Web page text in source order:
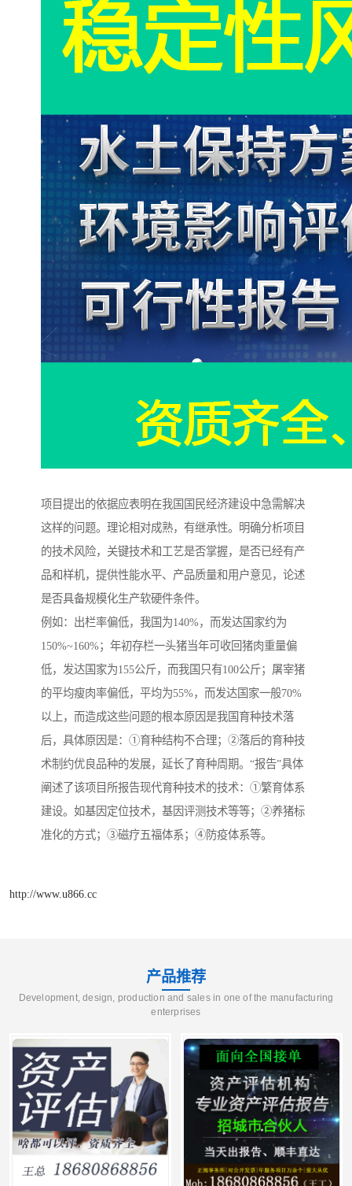
项目提出的依据应表明在我国国民经济建设中急需解决
这样的问题。理论相对成熟，有继承性。明确分析项目
的技术风险，关键技术和工艺是否掌握，是否已经有产
品和样机，提供性能水平、产品质量和用户意见，论述
是否具备规模化生产软硬件条件。
例如：出栏率偏低，我国为140%，而发达国家约为
150%~160%；年初存栏一头猪当年可收回猪肉重量偏
低，发达国家为155公斤，而我国只有100公斤；屠宰猪
的平均瘦肉率偏低，平均为55%，而发达国家一般70%
以上，而造成这些问题的根本原因是我国育种技术落
后，具体原因是：①育种结构不合理；②落后的育种技
术制约优良品种的发展，延长了育种周期。“报告”具体
阐述了该项目所报告现代育种技术的技术：①繁育体系
建设。如基因定位技术，基因评测技术等等；②养猪标
准化的方式；③磁疗五福体系；④防疫体系等。
http://www.u866.cc
产品推荐
Development, design, production and sales in one of the manufacturing
enterprises